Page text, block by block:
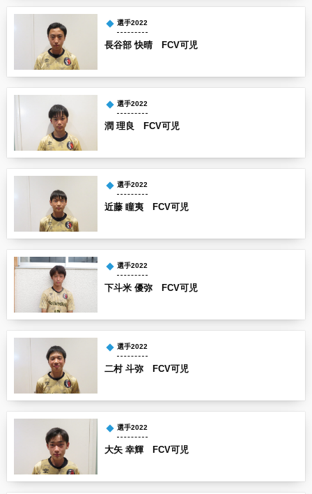
選手2022
長谷部 快晴 FCV可児
選手2022
潤 理良 FCV可児
選手2022
近藤 瞳夷 FCV可児
選手2022
下斗米 優弥 FCV可児
選手2022
二村 斗弥 FCV可児
選手2022
大矢 幸輝 FCV可児